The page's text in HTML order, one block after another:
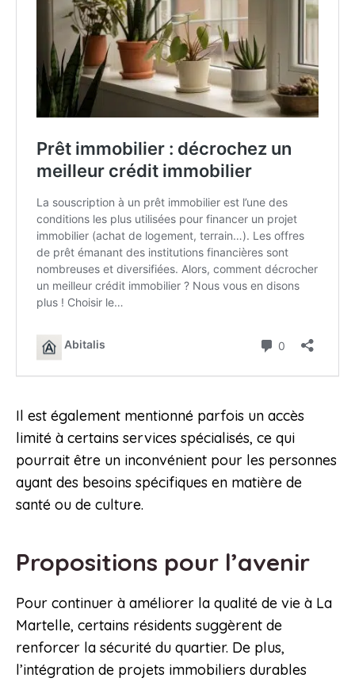
Il est également mentionné parfois un accès
limité à certains services spécialisés, ce qui
pourrait être un inconvénient pour les personnes
ayant des besoins spécifiques en matière de
santé ou de culture.
Propositions pour l’avenir
Pour continuer à améliorer la qualité de vie à La
Martelle, certains résidents suggèrent de
renforcer la sécurité du quartier. De plus,
l’intégration de projets immobiliers durables